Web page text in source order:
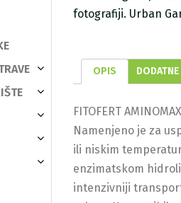
fotografiji. Urban
OPIS
FITOFERT
Namenjeno je za
ili niskim
enzimatskom
intenzivniji